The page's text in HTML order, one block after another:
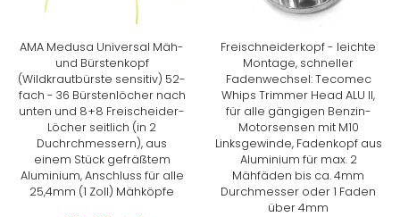
AMA Medusa Universal Mäh-
und Bürstenkopf
(Wildkrautbürste sensitiv) 52-
fach - 36 Bürstenlöcher nach
unten und 8+8 Freischeider-
Löcher seitlich (in 2
Duchrchmessern), aus
einem Stück gefräßtem
Aluminium, Anschluss für alle
25,4mm (1 Zoll) Mähköpfe
Freischneiderkopf - leichte
Montage, schneller
Fadenwechsel: Tecomec
Whips Trimmer Head ALU II,
für alle gängigen Benzin-
Motorsensen mit M10
Linksgewinde, Fadenkopf aus
Aluminium für max. 2
Mähfäden bis ca. 4mm
Durchmesser oder 1 Faden
über 4mm